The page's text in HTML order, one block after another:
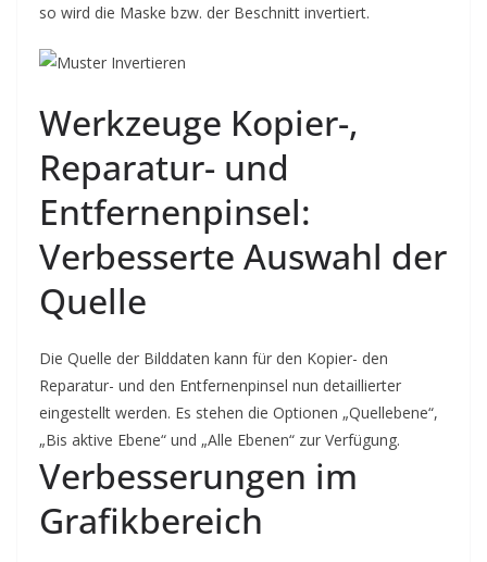
so wird die Maske bzw. der Beschnitt invertiert.
Werkzeuge Kopier-,
Reparatur- und
Entfernenpinsel:
Verbesserte Auswahl der
Quelle
Die Quelle der Bilddaten kann für den Kopier- den
Reparatur- und den Entfernenpinsel nun detaillierter
eingestellt werden. Es stehen die Optionen „Quellebene“,
„Bis aktive Ebene“ und „Alle Ebenen“ zur Verfügung.
Verbesserungen im
Grafikbereich